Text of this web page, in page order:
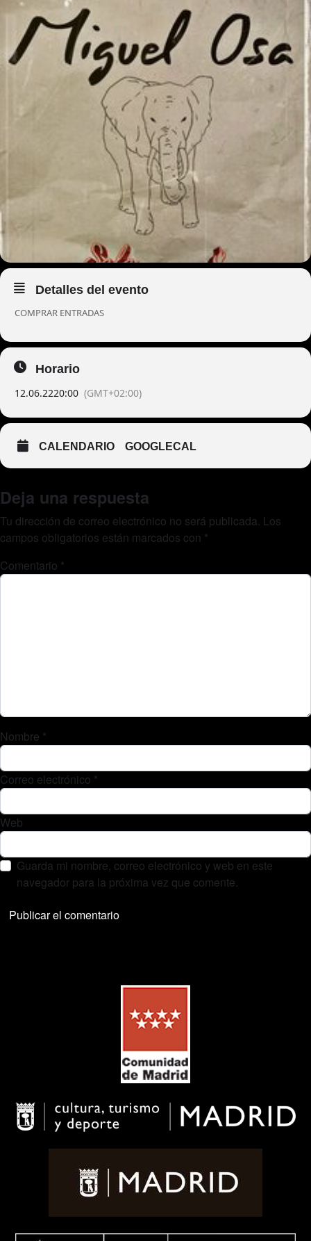
Detalles del evento
COMPRAR ENTRADAS
Horario
12.06.2220:00 (GMT+02:00)
CALENDARIO GOOGLECAL
Deja una respuesta
Tu dirección de correo electrónico no será publicada. Los
campos obligatorios están marcados con *
Comentario *
Nombre *
Correo electrónico *
Web
Guarda mi nombre, correo electrónico y web en este
navegador para la próxima vez que comente.